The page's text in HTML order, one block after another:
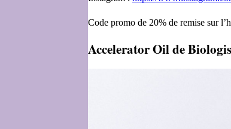
Code promo de 20% de remise sur
Accelerator Oil de